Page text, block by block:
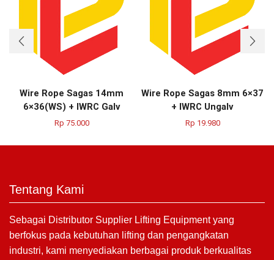
Wire Rope Sagas 14mm
6×36(WS) + IWRC Galv
Rp 75.000
Wire Rope Sagas 8mm 6×37
+ IWRC Ungalv
Rp 19.980
Tentang Kami
Sebagai Distributor Supplier Lifting Equipment yang
berfokus pada kebutuhan lifting dan pengangkatan
industri, kami menyediakan berbagai produk berkualitas